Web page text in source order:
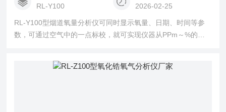
RL-Y100
2026-02-25
RL-Y100型烟道氧量分析仪可同时显示氧量、日期、时间等参
数，可通过空气中的一点标校，就可实现仪器从PPm～%的准